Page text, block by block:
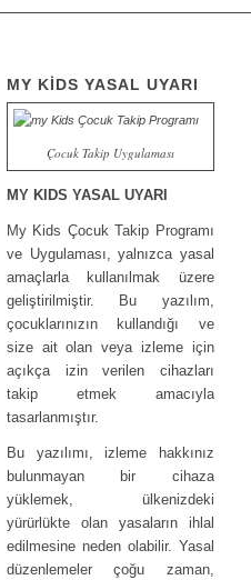
MY KİDS YASAL UYARI
Çocuk Takip Uygulaması
MY KIDS YASAL UYARI
My Kids Çocuk Takip Programı
ve Uygulaması, yalnızca yasal
amaçlarla kullanılmak üzere
geliştirilmiştir. Bu yazılım,
çocuklarınızın kullandığı ve
size ait olan veya izleme için
açıkça izin verilen cihazları
takip etmek amacıyla
tasarlanmıştır.
Bu yazılımı, izleme hakkınız
bulunmayan bir cihaza
yüklemek, ülkenizdeki
yürürlükte olan yasaların ihlal
edilmesine neden olabilir. Yasal
düzenlemeler çoğu zaman,